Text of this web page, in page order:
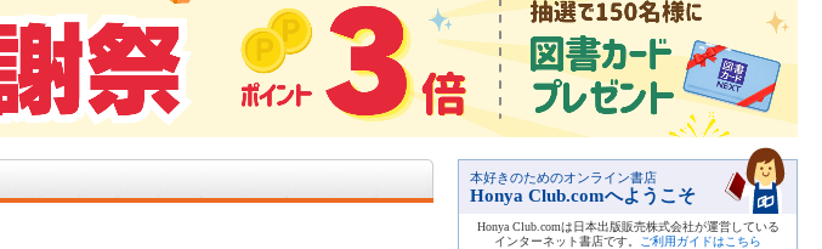
本好きのためのオンライン書店
Honya Club.comへようこそ
Honya Club.comは日本出版販売株式会社が運営している
インターネット書店です。
ご利用ガイドはこちら